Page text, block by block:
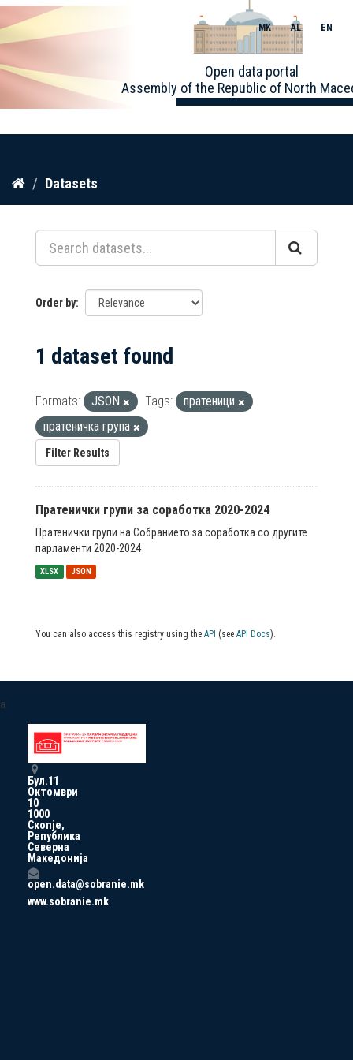
Skip
content
Open data portal
Assembly of the Republic of North
MK AL EN
Datasets
Order by
1 dataset found
Formats: JSON Tags:
пратеници
пратеничка група
Filter Results
Пратенички групи за соработка 2020-2024
Пратенички групи на Собранието за соработка со другите
парламенти 2020-2024
XLSX JSON
You can also access this registry using the API (see API Docs).
a
Бул.11
Октомври
10
1000
Скопје,
Република
Северна
Македонија
open.data@sobranie.mk
www.sobranie.mk